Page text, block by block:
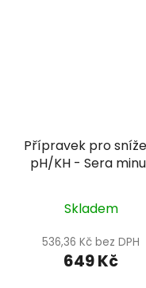
Přípravek pro
pH/KH - Sera
Skladem
536,36 Kč bez DPH
649 Kč